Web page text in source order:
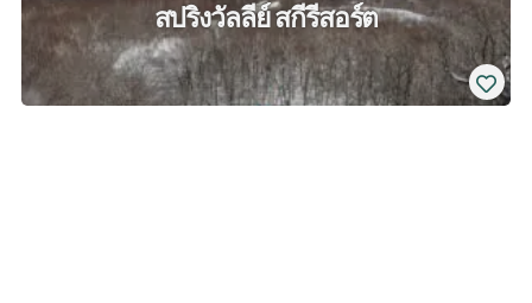
สปริงวัลลีย์ สกีรีสอร์ต